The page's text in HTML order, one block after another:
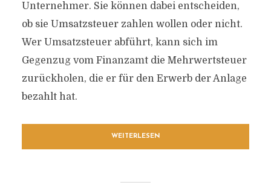
Unternehmer. Sie können dabei entscheiden,
ob sie Umsatzsteuer zahlen wollen oder nicht.
Wer Umsatzsteuer abführt, kann sich im
Gegenzug vom Finanzamt die Mehrwertsteuer
zurückholen, die er für den Erwerb der Anlage
bezahlt hat.
WEITERLESEN